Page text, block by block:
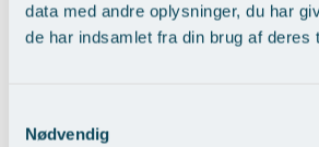
data med andre oplysninger, du har
de har indsamlet fra din brug af deres
Nødvendig
Brystløft